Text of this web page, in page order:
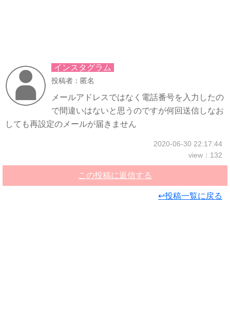
インスタグラム
投稿者：匿名
メールアドレスではなく電話番号を入力したの
で間違いはないと思うのですが何回送信しなお
しても再設定のメールが届きません
2020-06-30 22:17:44
view：132
この投稿に返信する
↩投稿一覧に戻る